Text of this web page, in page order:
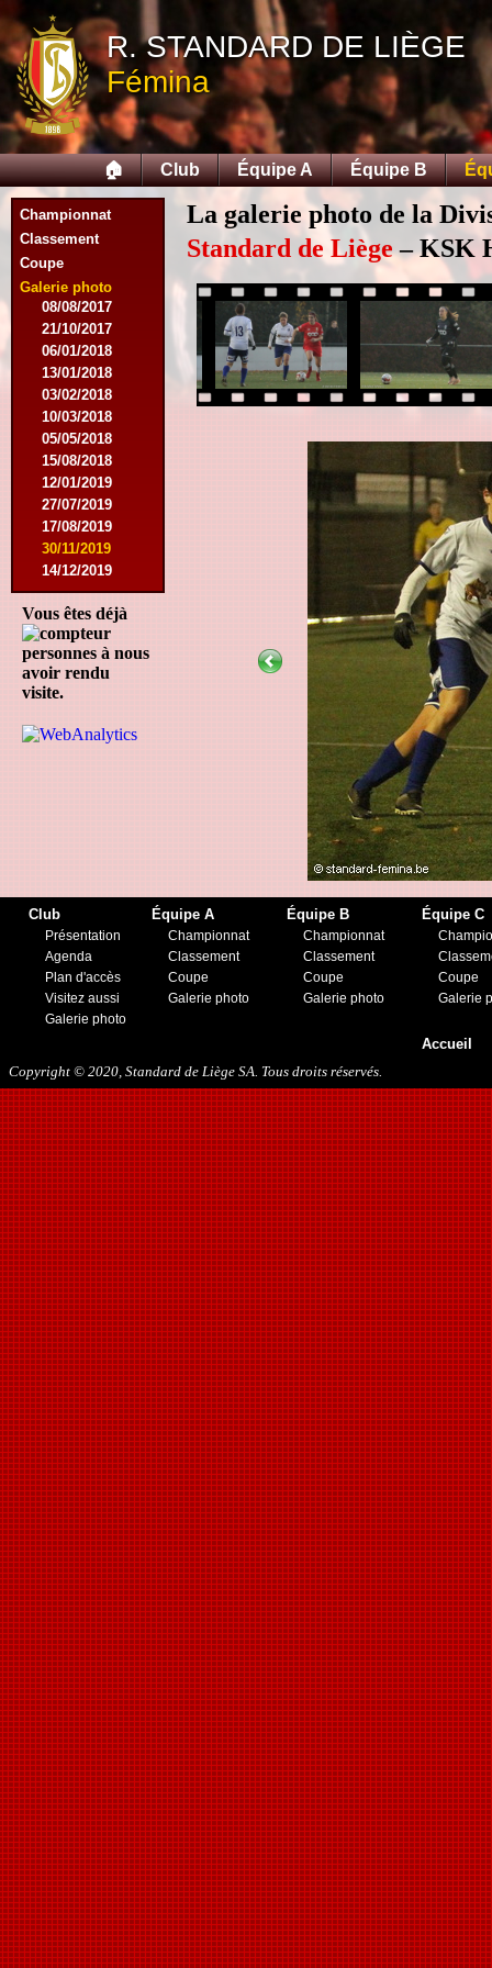
R. STANDARD DE LIÈGE
Fémina
🏠 Club Équipe A Équipe B
Championnat
Classement
Coupe
Galerie photo
07/11/2015
21/11/2015
12/12/2015
27/02/2016
12/03/2016
07/08/2016
27/08/2016
03/09/2016
17/09/2016
10/01/2017
18/02/2017
25/02/2017
29/04/2017
08/08/2017
21/10/2017
06/01/2018
13/01/2018
03/02/2018
10/03/2018
05/05/2018
15/08/2018
12/01/2019
27/07/2019
17/08/2019
30/11/2019
14/12/2019
Vous êtes déjà
personnes à nous
avoir rendu
visite.
La galerie photo de la
Standard de Liège– KSK
Club
Présentation
Agenda
Plan d'accès
Visitez aussi
Galerie photo
Équipe A
Championnat
Classement
Coupe
Galerie photo
Équipe B
Championnat
Classement
Coupe
Galerie photo
Équipe C
Coupe
Galerie
Accueil
Copyright © 2020, Standard de Liège SA. Tous droits réservés.